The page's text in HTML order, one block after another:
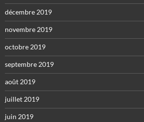
décembre 2019
novembre 2019
octobre 2019
septembre 2019
août 2019
juillet 2019
juin 2019